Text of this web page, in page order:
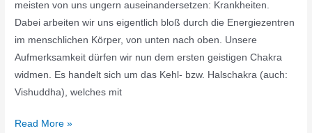
meisten von uns ungern auseinandersetzen: Krankheiten.
Dabei arbeiten wir uns eigentlich bloß durch die Energiezentren
im menschlichen Körper, von unten nach oben. Unsere
Aufmerksamkeit dürfen wir nun dem ersten geistigen Chakra
widmen. Es handelt sich um das Kehl- bzw. Halschakra (auch:
Vishuddha), welches mit
Read More »